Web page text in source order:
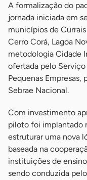
A formalização do
jornada iniciada em
municípios de
Cerro Corá, Lagoa
metodologia Cidade
ofertada pelo
Pequenas Empresas,
Sebrae Nacional.
Com investimento
piloto foi implantado
estruturar uma nova
baseada na
instituições de
sendo conduzida